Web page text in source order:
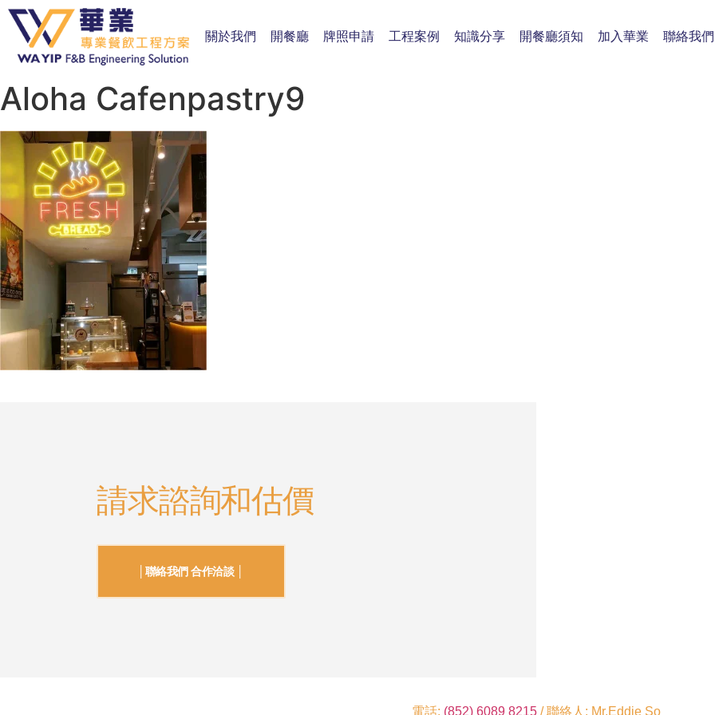
關於我們 開餐廳 牌照申請 工程案例 知識分享 開餐廳須知 加入華業 聯絡我們
Aloha Cafenpastry9
請求諮詢和估價
│聯絡我們 合作洽談 │
電話: (852) 6089 8215 / 聯絡人: Mr.Eddie So